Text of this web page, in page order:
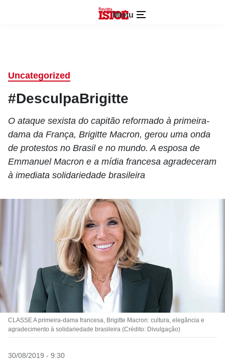
Menu
Uncategorized
#DesculpaBrigitte
O ataque sexista do capitão reformado à primeira-
dama da França, Brigitte Macron, gerou uma onda
de protestos no Brasil e no mundo. A esposa de
Emmanuel Macron e a mídia francesa agradeceram
à imediata solidariedade brasileira
CLASSE A primeira-dama francesa, Brigitte Macron: cultura, elegância e
agradecimento à solidariedade brasileira (Crédito: Divulgação)
30/08/2019 - 9:30